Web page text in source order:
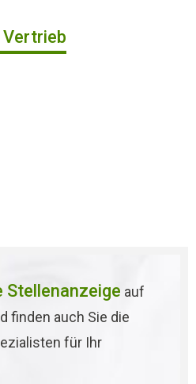
Stellenanzeige auf
finden auch Sie die
für Ihr